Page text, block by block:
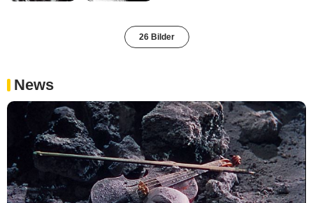
26 Bilder
News